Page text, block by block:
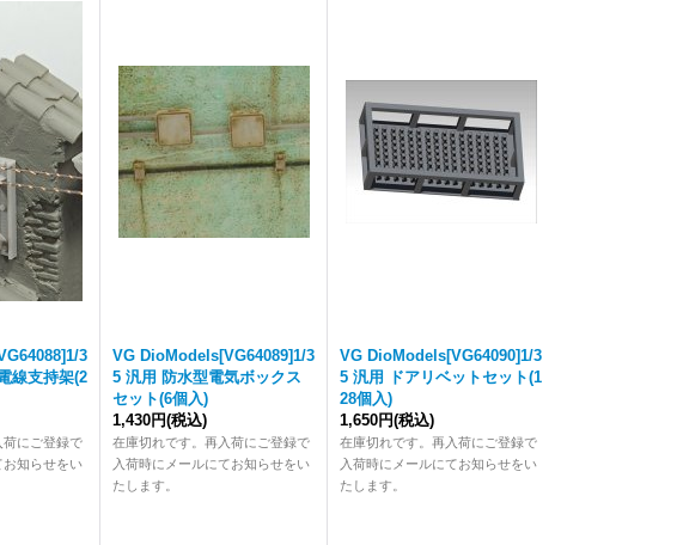
3
線支持架(2
荷にご登録で
お知らせをい
VG DioModels[VG64089]1/3
5 汎用 防水型電気ボックス
セット(6個入)
1,430円(税込)
在庫切れです。再入荷にご登録で
入荷時にメールにてお知らせをい
たします。
VG DioModels[VG64090]1/3
5 汎用 ドアリベットセット(1
28個入)
1,650円(税込)
在庫切れです。再入荷にご登録で
入荷時にメールにてお知らせをい
たします。